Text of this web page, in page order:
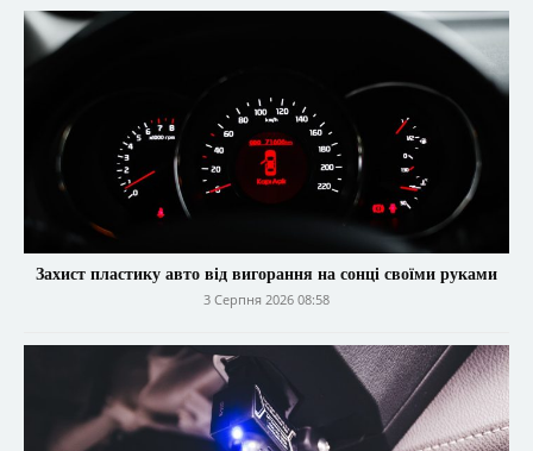
Захист пластику авто від вигорання на сонці своїми руками
3 Серпня 2026 08:58